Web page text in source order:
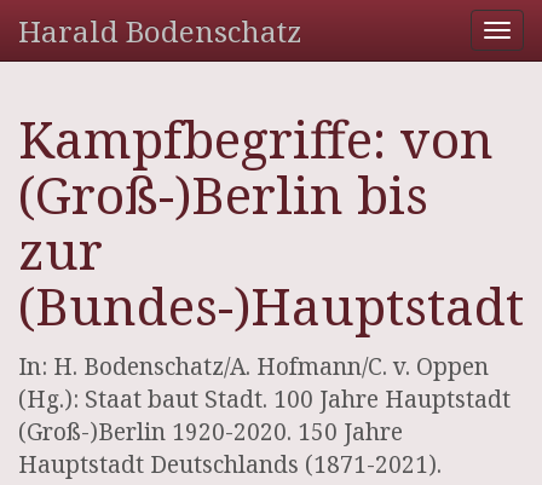
Harald Bodenschatz
Kampfbegriffe: von
(Groß-)Berlin bis
zur
(Bundes-)Hauptstadt
In: H. Bodenschatz/A. Hofmann/C. v. Oppen
(Hg.): Staat baut Stadt. 100 Jahre Hauptstadt
(Groß-)Berlin 1920-2020. 150 Jahre
Hauptstadt Deutschlands (1871-2021).